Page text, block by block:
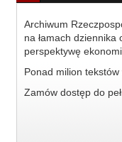
Archiwum
na łamach
perspektywę
Ponad milion tekstów
Zamów dostęp do